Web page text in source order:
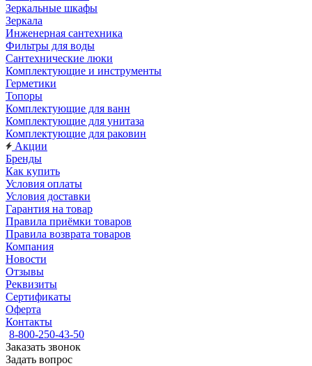
Зеркальные шкафы
Зеркала
Инженерная сантехника
Фильтры для воды
Сантехнические люки
Комплектующие и инструменты
Герметики
Топоры
Комплектующие для ванн
Комплектующие для унитаза
Комплектующие для раковин
Акции
Бренды
Как купить
Условия оплаты
Условия доставки
Гарантия на товар
Правила приёмки товаров
Правила возврата товаров
Компания
Новости
Отзывы
Реквизиты
Сертификаты
Оферта
Контакты
8-800-250-43-50
Заказать звонок
Задать вопрос